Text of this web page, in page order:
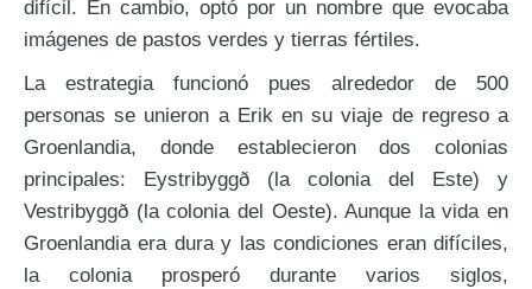
difícil. En cambio, optó por un nombre que evocaba
imágenes de pastos verdes y tierras fértiles.
La estrategia funcionó pues alrededor de 500
personas se unieron a Erik en su viaje de regreso a
Groenlandia, donde establecieron dos colonias
principales: Eystribyggð (la colonia del Este) y
Vestribyggð (la colonia del Oeste). Aunque la vida en
Groenlandia era dura y las condiciones eran difíciles,
la colonia prosperó durante varios siglos,